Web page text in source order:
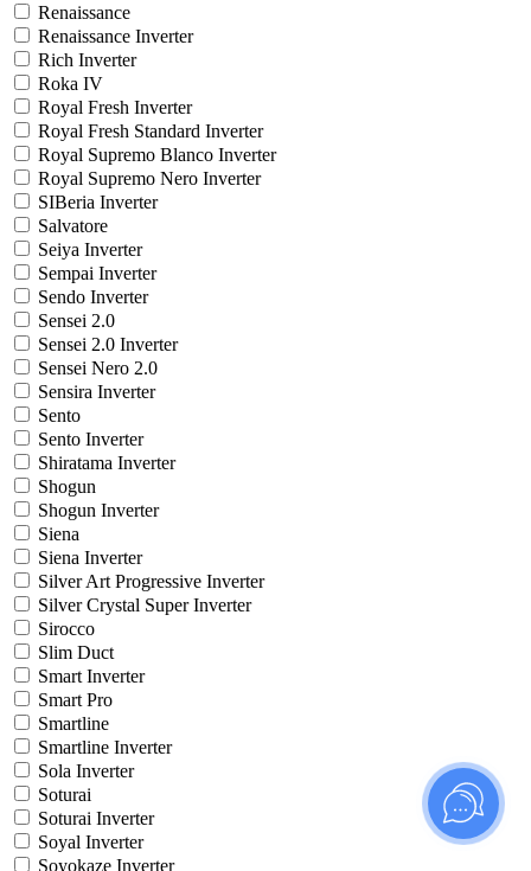
Renaissance
Renaissance Inverter
Rich Inverter
Roka IV
Royal Fresh Inverter
Royal Fresh Standard Inverter
Royal Supremo Blanco Inverter
Royal Supremo Nero Inverter
SIBeria Inverter
Salvatore
Seiya Inverter
Sempai Inverter
Sendo Inverter
Sensei 2.0
Sensei 2.0 Inverter
Sensei Nero 2.0
Sensira Inverter
Sento
Sento Inverter
Shiratama Inverter
Shogun
Shogun Inverter
Siena
Siena Inverter
Silver Art Progressive Inverter
Silver Crystal Super Inverter
Sirocco
Slim Duct
Smart Inverter
Smart Pro
Smartline
Smartline Inverter
Sola Inverter
Soturai
Soturai Inverter
Soyal Inverter
Soyokaze Inverter